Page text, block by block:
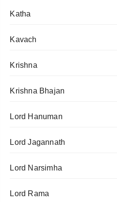
Katha
Kavach
Krishna
Krishna Bhajan
Lord Hanuman
Lord Jagannath
Lord Narsimha
Lord Rama